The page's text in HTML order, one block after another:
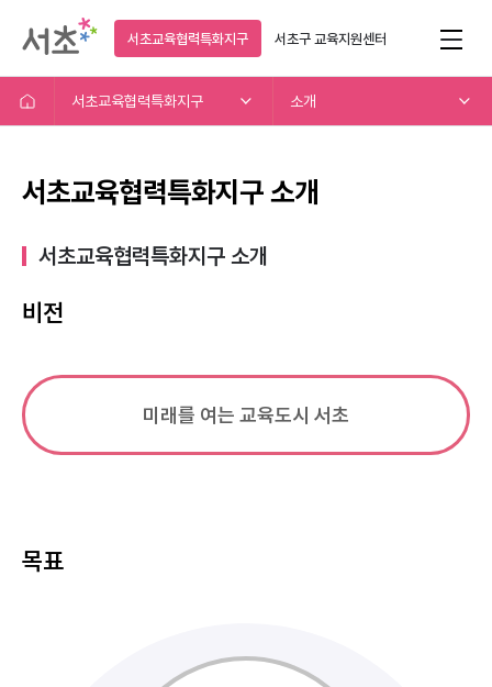
서초교육협력특화지구 서초구교육지원센터
서초교육협력특화지구 소개
서초교육협력특화지구 소개
서초교육협력특화지구 소개​
비전
미래를 여는 교육도시 서초
목표